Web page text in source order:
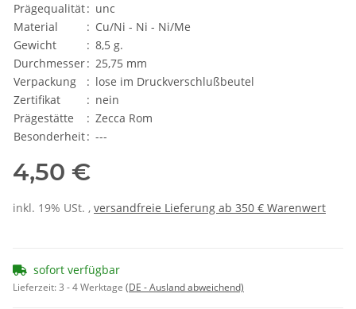
Prägequalität: unc
Material
: Cu/Ni - Ni - Ni/Me
Gewicht
: 8,5 g.
Durchmesser: 25,75 mm
Verpackung
: lose im Druckverschlußbeutel
Zertifikat
: nein
Prägestätte
: Zecca Rom
Besonderheit: ---
4,50 €
inkl. 19% USt. , versandfreie Lieferung ab 350 € Warenwert
sofort verfügbar
Lieferzeit:3 - 4 Werktage (DE - Ausland abweichend)